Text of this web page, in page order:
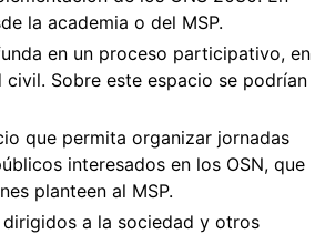
la academia o del MSP.
en un proceso participativo, en
Sobre este espacio se podrían
que permita organizar jornadas
interesados en los OSN, que
planteen al MSP.
a la sociedad y otros